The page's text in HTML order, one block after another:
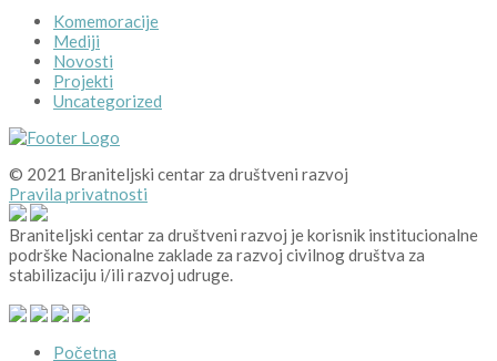
Komemoracije
Mediji
Novosti
Projekti
Uncategorized
© 2021 Braniteljski centar za društveni razvoj
Pravila privatnosti
Braniteljski centar za društveni razvoj je korisnik institucionalne
podrške Nacionalne zaklade za razvoj civilnog društva za
stabilizaciju i/ili razvoj udruge.
Početna